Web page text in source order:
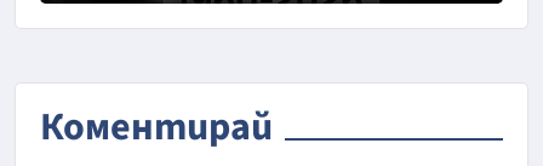
Коментирай